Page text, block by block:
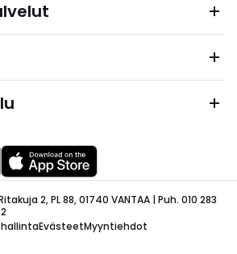
2, PL 88, 01740 VANTAA | Puh. 010 283
EvästeetMyyntiehdot